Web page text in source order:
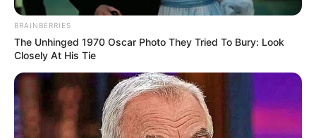
BRAINBERRIES
The Unhinged 1970 Oscar Photo They Tried To Bury: Look
Closely At His Tie